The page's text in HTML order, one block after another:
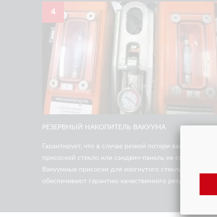
4
РЕЗЕРВНЫЙ НАКОПИТЕЛЬ ВАКУУМА
Гарантирует, что в случае резкой потери вакуума под
присоской стекло или сэндвич-панель не сорвется.
Вакуумные присоски для изогнутого стекла
обеспечивают гарантию качественного результата.